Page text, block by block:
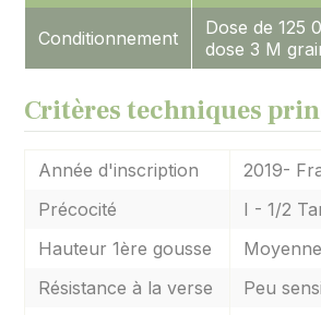
Conditionnement
Dose de 125
dose 3 M
Critères techniques
Année d'inscription
2019-
Précocité
I - 1/2
Hauteur 1ère gousse
Moyenne
Résistance à la verse
Peu